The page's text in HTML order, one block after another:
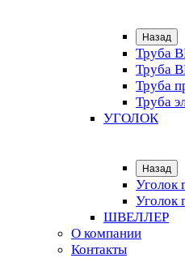
Назад
Труба
Труба
Труба
Труба
УГОЛОК
Назад
Уголок
Уголок
ШВЕЛЛЕР
О компании
Контакты